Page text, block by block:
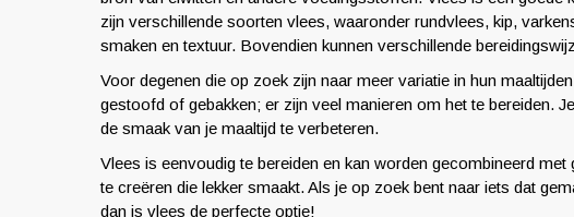
zijn verschillende soorten vlees, waaronder rundvlees, kip,
smaken en textuur. Bovendien kunnen verschillende
Voor degenen die op zoek zijn naar meer variatie in hun
gestoofd of gebakken; er zijn veel manieren om het te bereiden.
de smaak van je maaltijd te verbeteren.
Vlees is eenvoudig te bereiden en kan worden gecombineerd
te creëren die lekker smaakt. Als je op zoek bent naar iets dat
dan is vlees de perfecte optie!